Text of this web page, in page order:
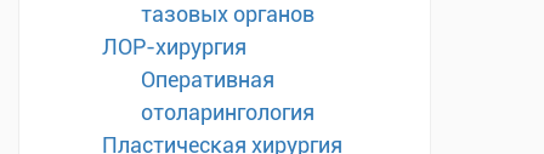
тазовых органов
ЛОР-хирургия
Оперативная
отоларингология
Пластическая хирургия